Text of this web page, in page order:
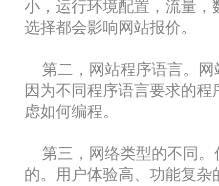
小，运行环境配置，流量
选择都会影响网站报价。
第二，网站程序语言。网
因为不同程序语言要求的
虑如何编程。
第三，网络类型的不同。
的。用户体验高、功能复